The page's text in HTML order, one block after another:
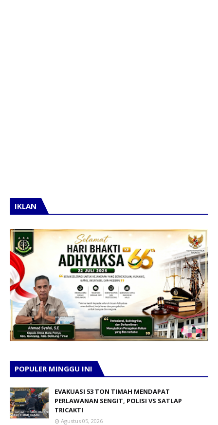
IKLAN
POPULER MINGGU INI
EVAKUASI 53 TON TIMAH MENDAPAT
PERLAWANAN SENGIT, POLISI VS SATLAP
TRICAKTI
Agustus 05, 2026